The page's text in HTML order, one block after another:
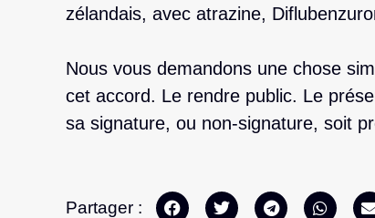
zélandais, avec atrazine,
Nous vous demandons une chose
cet accord. Le rendre public. Le
sa signature, ou non-signature, soit
Partager :